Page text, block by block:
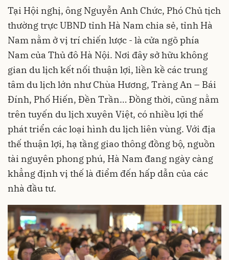
Tại Hội nghị, ông Nguyễn Anh Chức, Phó Chủ tịch
thường trực UBND tỉnh Hà Nam chia sẻ, tỉnh Hà
Nam nằm ở vị trí chiến lược - là cửa ngõ phía
Nam của Thủ đô Hà Nội. Nơi đây sở hữu không
gian du lịch kết nối thuận lợi, liền kề các trung
tâm du lịch lớn như Chùa Hương, Tràng An – Bái
Đính, Phố Hiến, Đền Trần… Đồng thời, cũng nằm
trên tuyến du lịch xuyên Việt, có nhiều lợi thế
phát triển các loại hình du lịch liên vùng. Với địa
thế thuận lợi, hạ tầng giao thông đồng bộ, nguồn
tài nguyên phong phú, Hà Nam đang ngày càng
khẳng định vị thế là điểm đến hấp dẫn của các
nhà đầu tư.